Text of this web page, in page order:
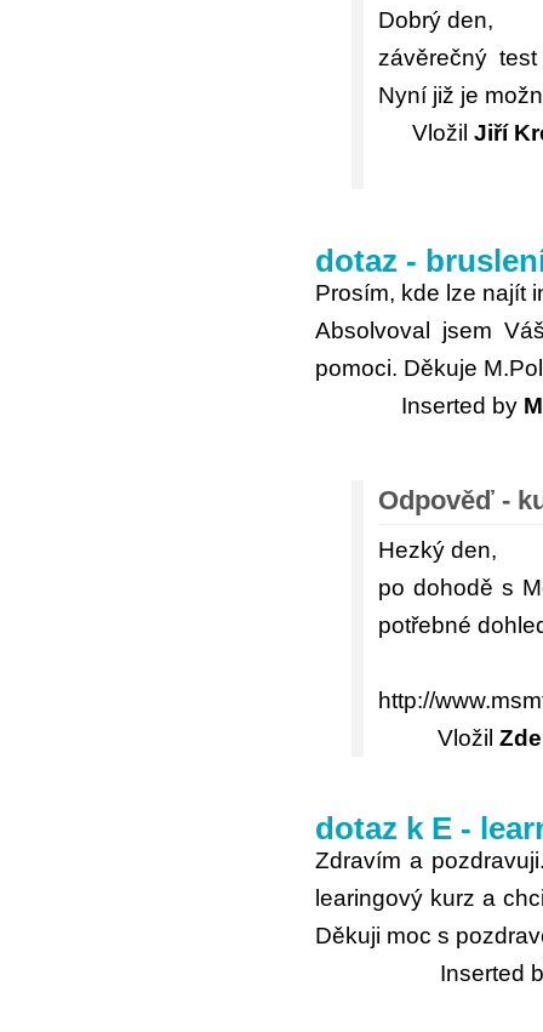
Dobrý den,
závěrečný
Nyní již je
Vložil Jiří
dotaz -
Prosím, kde lze najít
Absolvoval jsem
pomoci. Děkuje
Inserted by
Odpověď -
Hezký den,
po dohodě s
potřebné
http://
Vložil
dotaz k E -
Zdravím a
learingový kurz a
Děkuji moc s
Inserted